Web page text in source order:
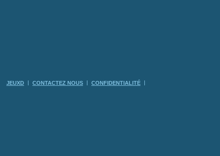
JEUXD CONTACTEZ NOUS CONFIDENTIALITÉ